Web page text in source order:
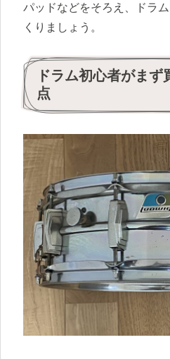
パッドなどをそろえ、ドラ
くりましょう。
ドラム初心者がま
点